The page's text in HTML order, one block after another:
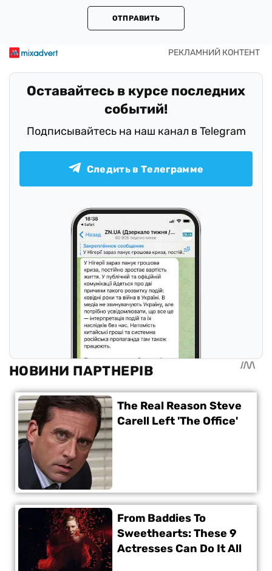
ОТПРАВИТЬ
Оставайтесь в курсе последних
событий!
Подписывайтесь на наш канал в Telegram
Следить в Телеграмме